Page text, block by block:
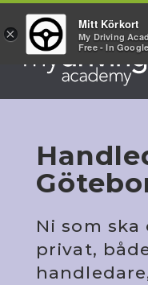
4 hjul
Ni som ska
privat,
×
Mitt Körkort
My Driving
Free - In